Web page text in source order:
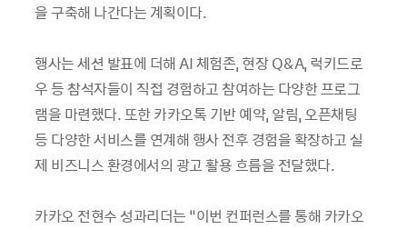
을 구축해 나간다는 계획이다.
행사는 세션 발표에 더해 AI 체험존, 현장 Q&A, 럭키드로
우 등 참석자들이 직접 경험하고 참여하는 다양한 프로그
램을 마련했다. 또한 카카오톡 기반 예약, 알림, 오픈채팅
등 다양한 서비스를 연계해 행사 전후 경험을 확장하고 실
제 비즈니스 환경에서의 광고 활용 흐름을 전달했다.
카카오 전현수 성과리더는 “이번 컨퍼런스를 통해 카카오